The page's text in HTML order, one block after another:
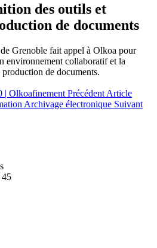
des outils et
de documents
Grenoble fait appel à Olkoa pour
environnement collaboratif et la
de documents.
| Olkoafinement Précédent Article
Archivage électronique Suivant
45